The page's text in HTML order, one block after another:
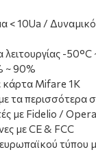
< 10Ua /
-50°C
~ 90%
κάρτα Mifare 1Κ
τα περισσότερα
με Fidelio / Opera
με CE & FCC
τύπου